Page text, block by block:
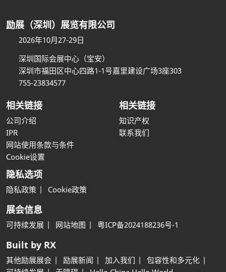
励展（深圳）展览有限公司
2026年10月27-29日
深圳国际会展中心（宝安）
深圳市福田区中心四路1-1号嘉里建设广场3座303
755-23834577
相关链接
公司介绍
IPR
网站使用条款与条件
Cookie设置
相关链接
知识产权
联系我们
隐私选项
隐私政策 Cookie政策
展会信息
可持续发展 网站地图 粤ICP备2024188236号-1
Built by RX
其他励展展会 励展新闻 加入我们
包容性和多元化